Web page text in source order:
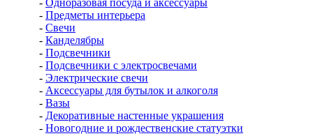
- Одноразовая посуда и аксессуары
- Предметы интерьера
- Свечи
- Канделябры
- Подсвечники
- Подсвечники с электросвечами
- Электрические свечи
- Аксессуары для бутылок и алкоголя
- Вазы
- Декоративные настенные украшения
- Новогодние и рождественские статуэтки